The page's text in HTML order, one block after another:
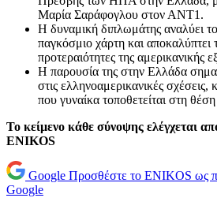
Μαρία Σαράφογλου στον ΑΝΤ1.
Η δυναμική διπλωμάτης αναλύει
παγκόσμιο χάρτη και αποκαλύπτει
προτεραιότητες της αμερικανικής
Η παρουσία της στην Ελλάδα
στις ελληνοαμερικανικές
που γυναίκα τοποθετείται στη
Το κείμενο κάθε σύνοψης ελέγχεται
ENIKOS
Google Προσθέστε το ENIKOS ως
Google